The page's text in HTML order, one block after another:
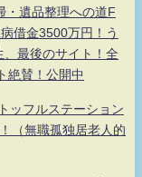
・遺品整理への道F
借金3500万円！う
最後のサイト！全
絶賛！公開中
ッフルステーション
（無職孤独居老人的